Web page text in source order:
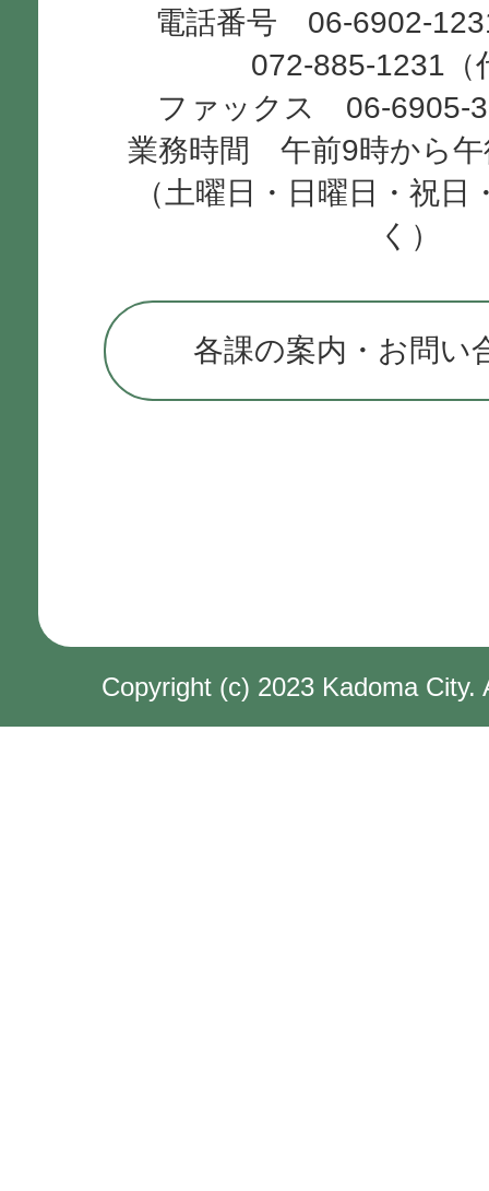
電話番号 06-6902-
072-885-1231（
ファックス 06-6905-
業務時間 午前9時から午
（土曜日・日曜日・祝日
く）
各課の案内・お問い
Copyright (c) 2023 Kadoma City.